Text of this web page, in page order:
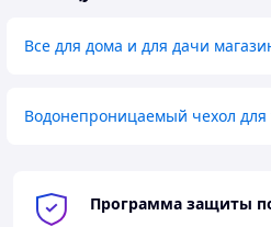
Все для дома и для дачи
Водонепроницаемый чехол для
Программа защиты